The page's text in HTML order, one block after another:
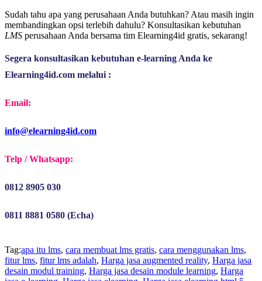
Sudah tahu apa yang perusahaan Anda butuhkan? Atau masih ingin
membandingkan opsi terlebih dahulu? Konsultasikan kebutuhan
LMS perusahaan Anda bersama tim Elearning4id gratis, sekarang!
Segera konsultasikan kebutuhan e-learning Anda ke
Elearning4id.com melalui :
Email:
info@elearning4id.com
Telp / Whatsapp:
0812 8905 030
0811 8881 0580 (Echa)
Tag:apa itu lms, cara membuat lms gratis, cara menggunakan lms,
fitur lms, fitur lms adalah, Harga jasa augmented reality, Harga jasa
desain modul training, Harga jasa desain module learning, Harga